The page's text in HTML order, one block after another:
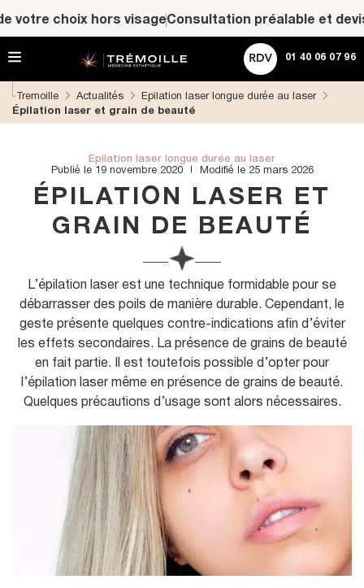
l
l
d
choix hors visageConsultation préalable et devis
01 40 06 07 96
ACHETER UNE CARTE CADEAU
Tremoille Actualités
Epilation laser longue durée au laser
Épilation laser et grain de beauté
ÉPILATION LASER ET
GRAIN DE BEAUTÉ
Publié le 19 novembre 2020 Modifié le 25 mars 2026
Epilation laser longue durée au laser
L’épilation laser est une technique formidable pour se
débarrasser des poils de manière durable. Cependant, le
geste présente quelques contre-indications afin d’éviter
les effets secondaires. La présence de grains de beauté
en fait partie. Il est toutefois possible d’opter pour
l’épilation laser même en présence de grains de beauté.
Quelques précautions d’usage sont alors nécessaires.